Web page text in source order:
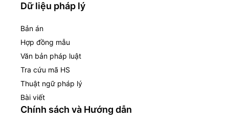
Dữ liệu pháp lý
Bản án
Hợp đồng mẫu
Văn bản pháp luật
Tra cứu mã HS
Thuật ngữ pháp lý
Bài viết
Chính sách và Hướng dẫn